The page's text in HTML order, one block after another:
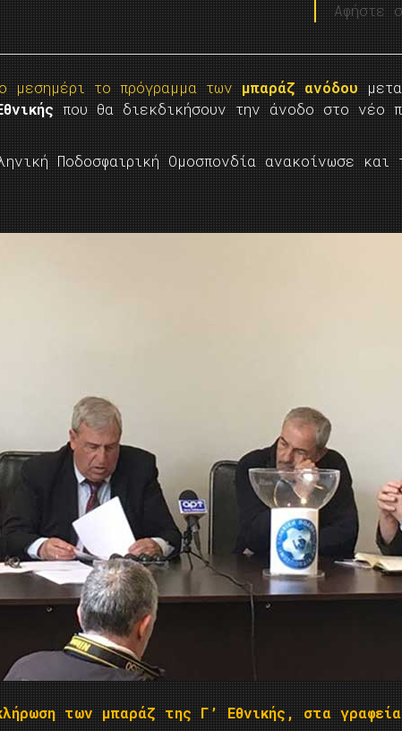
Αφήστε
μεσημέρι το πρόγραμμα των μπαράζ ανόδου
που θα διεκδικήσουν την άνοδο στο νέο
Ποδοσφαιρική Ομοσπονδία ανακοίνωσε και
των μπαράζ της Γ’ Εθνικής, στα